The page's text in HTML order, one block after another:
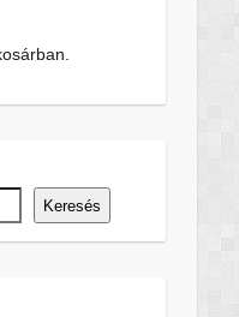
Keresés